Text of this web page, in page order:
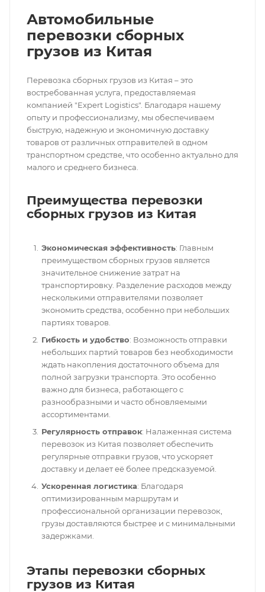
Автомобильные
перевозки сборных
грузов из Китая
Перевозка сборных грузов из Китая – это
востребованная услуга, предоставляемая
компанией "Expert Logistics". Благодаря нашему
опыту и профессионализму, мы обеспечиваем
быструю, надежную и экономичную доставку
товаров от различных отправителей в одном
транспортном средстве, что особенно актуально для
малого и среднего бизнеса.
Преимущества перевозки
сборных грузов из Китая
Экономическая эффективность: Главным
преимуществом сборных грузов является
значительное снижение затрат на
транспортировку. Разделение расходов между
несколькими отправителями позволяет
экономить средства, особенно при небольших
партиях товаров.
Гибкость и удобство: Возможность отправки
небольших партий товаров без необходимости
ждать накопления достаточного объема для
полной загрузки транспорта. Это особенно
важно для бизнеса, работающего с
разнообразными и часто обновляемыми
ассортиментами.
Регулярность отправок: Налаженная система
перевозок из Китая позволяет обеспечить
регулярные отправки грузов, что ускоряет
доставку и делает её более предсказуемой.
Ускоренная логистика: Благодаря
оптимизированным маршрутам и
профессиональной организации перевозок,
грузы доставляются быстрее и с минимальными
задержками.
Этапы перевозки сборных
грузов из Китая